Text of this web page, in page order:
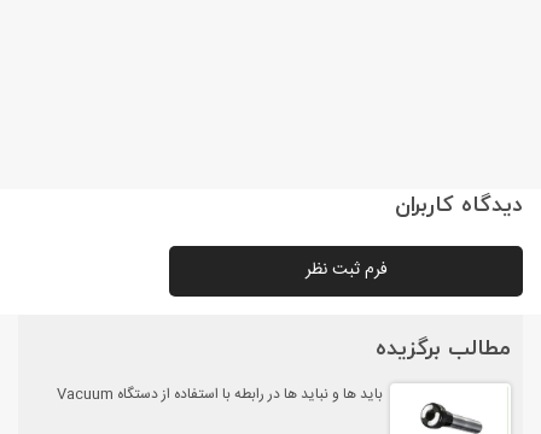
دیدگاه کاربران
فرم ثبت نظر
مطالب برگزیده
باید ها و نباید ها در رابطه با استفاده از دستگاه Vacuum